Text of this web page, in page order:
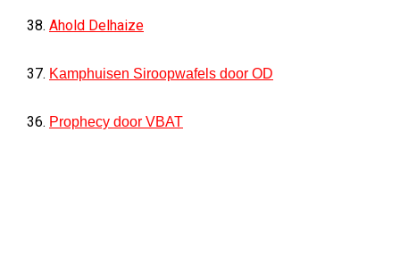
38. Ahold Delhaize
37. Kamphuisen Siroopwafels door OD
36. Prophecy door VBAT